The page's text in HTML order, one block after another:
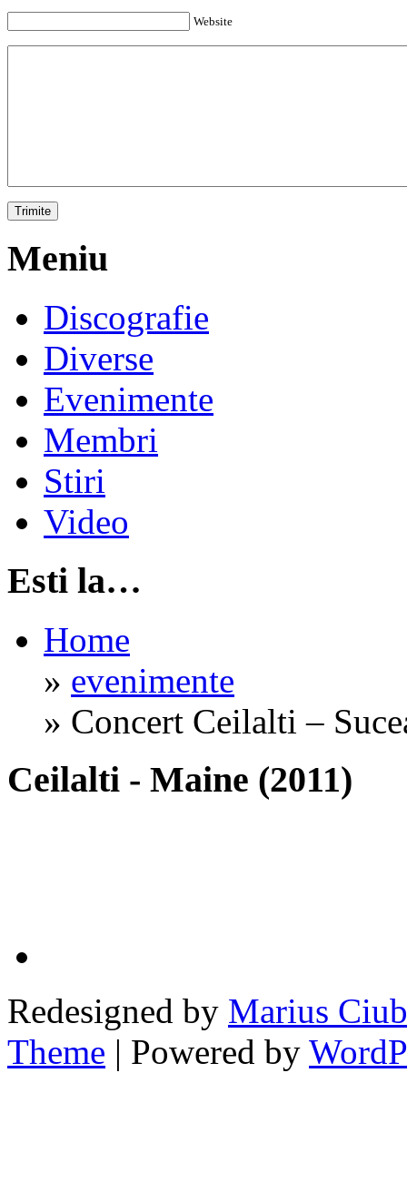
Website
Meniu
Discografie
Diverse
Evenimente
Membri
Stiri
Video
Esti la…
Home
» evenimente
» Concert Ceilalti –
Ceilalti - Maine (2011)
Redesigned by Marius
Theme | Powered by